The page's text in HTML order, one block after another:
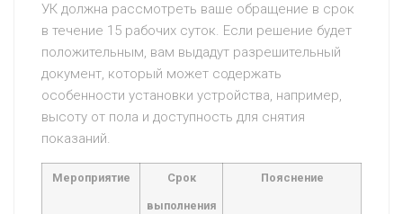
УК должна рассмотреть ваше обращение в срок
в течение 15 рабочих суток. Если решение будет
положительным, вам выдадут разрешительный
документ, который может содержать
особенности установки устройства, например,
высоту от пола и доступность для снятия
показаний.
Мероприятие Срок
выполнения
Пояснение